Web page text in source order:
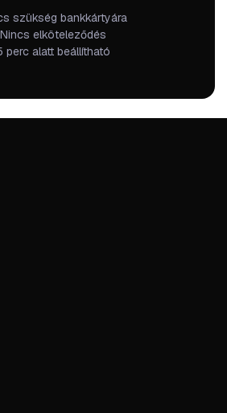
szükség bankkártyára
elköteleződés
perc alatt beállítható